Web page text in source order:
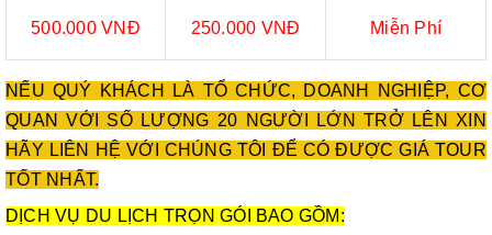
500.000 VNĐ 250.000 VNĐ Miễn Phí
NẾU QUÝ KHÁCH LÀ TỔ CHỨC, DOANH NGHIỆP, CƠ
QUAN VỚI SỐ LƯỢNG 20 NGƯỜI LỚN TRỞ LÊN XIN
HÃY LIÊN HỆ VỚI CHÚNG TÔI ĐỂ CÓ ĐƯỢC GIÁ TOUR
TỐT NHẤT.
DỊCH VỤ DU LỊCH TRỌN GÓI BAO GỒM: